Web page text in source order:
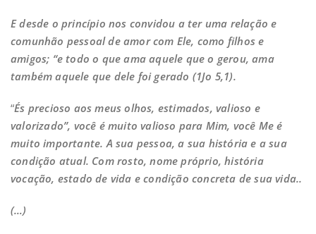
E desde o princípio nos convidou a ter uma relação e
comunhão pessoal de amor com Ele, como filhos e
amigos; “e todo o que ama aquele que o gerou, ama
também aquele que dele foi gerado (1Jo 5,1).
“És precioso aos meus olhos, estimados, valioso e
valorizado”, você é muito valioso para Mim, você Me é
muito importante. A sua pessoa, a sua história e a sua
condição atual. Com rosto, nome próprio, história
vocação, estado de vida e condição concreta de sua vida..
(…)